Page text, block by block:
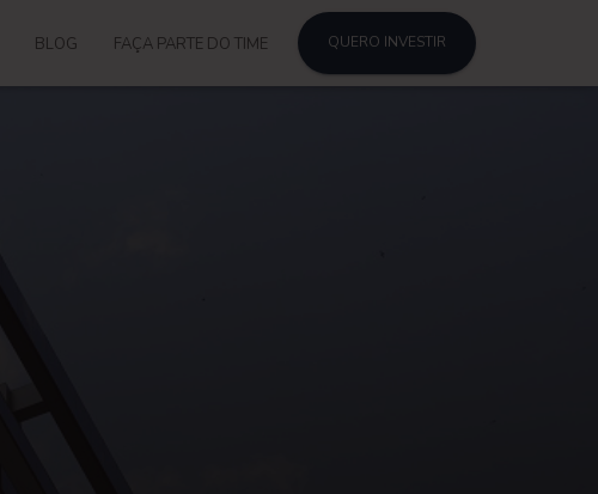
BLOG FAÇA PARTE DO TIME QUERO INVESTIR